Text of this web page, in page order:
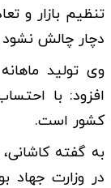
تنظیم بازار و
دچار چالش نشود
کشور است.
به گفته
در وزارت جهاد